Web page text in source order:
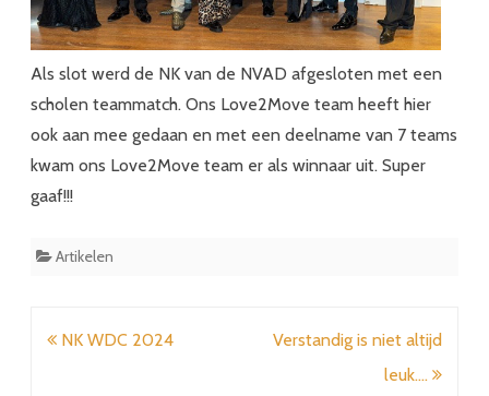
Als slot werd de NK van de NVAD afgesloten met een
scholen teammatch. Ons Love2Move team heeft hier
ook aan mee gedaan en met een deelname van 7 teams
kwam ons Love2Move team er als winnaar uit. Super
gaaf!!!
Artikelen
Bericht
NK WDC 2024
Verstandig is niet altijd
leuk….